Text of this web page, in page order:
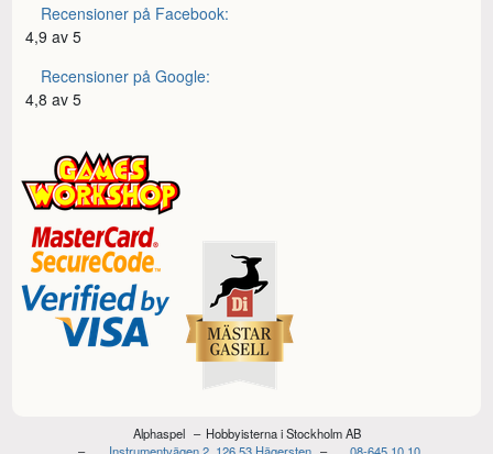
Recensioner på Facebook:
4,9 av 5
Recensioner på Google:
4,8 av 5
Alphaspel
Hobbyisterna i Stockholm AB